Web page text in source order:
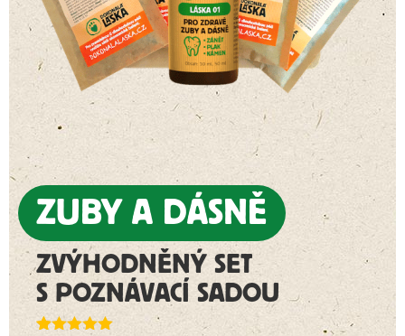
ZUBY A DÁSNĚ
ZVÝHODNĚNÝ SET
S POZNÁVACÍ SADOU